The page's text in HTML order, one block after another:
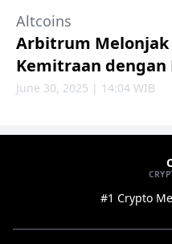
Altcoins
Arbitrum Melonjak
Kemitraan dengan
June 30, 2025 | 14:04 WIB
#1 Crypto